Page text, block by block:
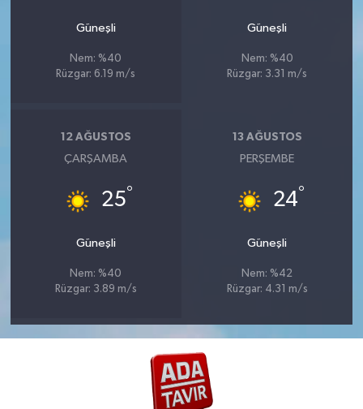
Güneşli
Nem: %40
Rüzgar: 6.19 m/s
Güneşli
Nem: %40
Rüzgar: 3.31 m/s
12 AĞUSTOS
ÇARŞAMBA
25°
Güneşli
Nem: %40
Rüzgar: 3.89 m/s
13 AĞUSTOS
PERŞEMBE
24°
Güneşli
Nem: %42
Rüzgar: 4.31 m/s